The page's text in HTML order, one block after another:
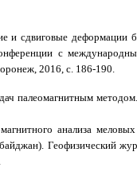
и сдвиговые деформации
с
2016, с. 186-190.
палеомагнитным
анализа меловых
Геофизический
.